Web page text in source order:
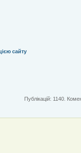
сайту
Публікацій: 1140.